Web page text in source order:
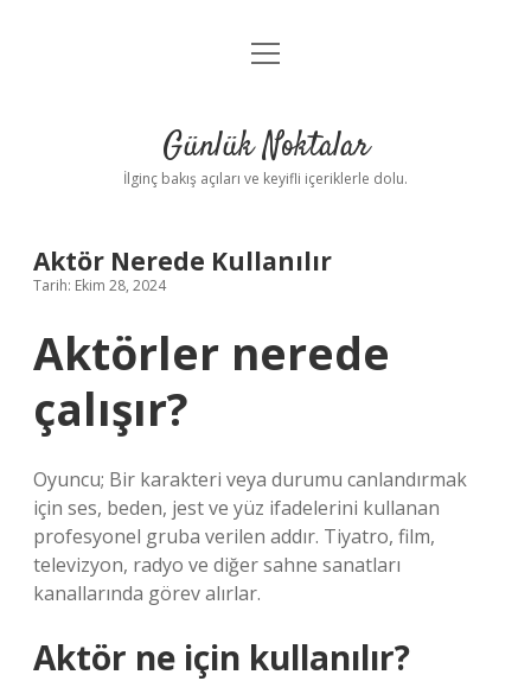
Anasayfa
Yasal Uyarı
menüyü
Günlük Noktalar
İlginç bakış açıları ve keyifli içeriklerle dolu.
Aktör Nerede Kullanılır
Tarih: Ekim 28, 2024
Aktörler nerede
çalışır?
Oyuncu; Bir karakteri veya durumu canlandırmak
için ses, beden, jest ve yüz ifadelerini kullanan
profesyonel gruba verilen addır. Tiyatro, film,
televizyon, radyo ve diğer sahne sanatları
kanallarında görev alırlar.
Aktör ne için kullanılır?